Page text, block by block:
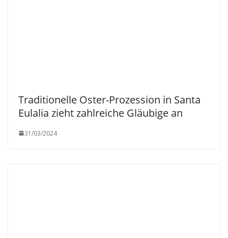
Traditionelle Oster-Prozession in Santa
Eulalia zieht zahlreiche Gläubige an
31/03/2024